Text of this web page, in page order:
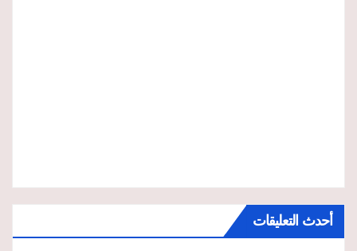
أحدث التعليقات